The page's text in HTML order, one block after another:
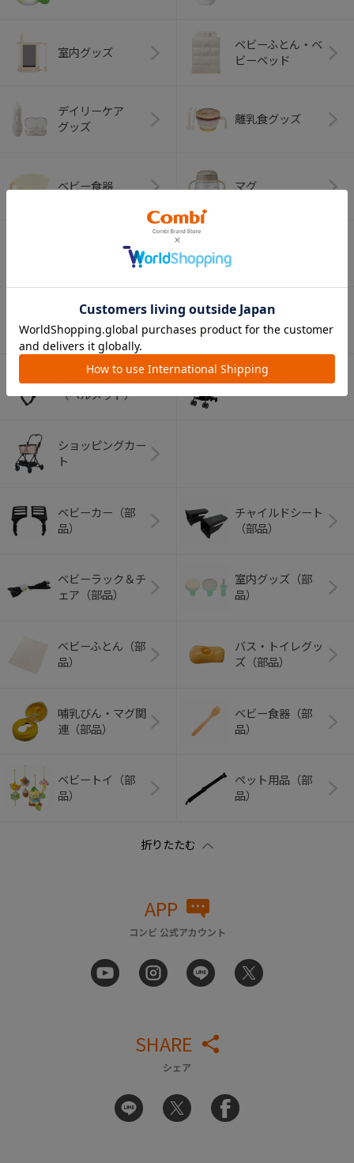
室内グッズ
ベビーふとん・ベ
ビーベッド
デイリーケア
グッズ
離乳食グッズ
ベビー食器 マグ
おはし・スプー
オーラルケア
（お口のケア）
ベビートイ
（ヘルメット）
ペット用品
ショッピングカー
ト
ベビーカー（部
品）
チャイルドシート
（部品）
ベビーラック＆チ
ェア（部品）
室内グッズ（部
品）
ベビーふとん（部
品）
バス・トイレグッ
ズ（部品）
哺乳びん・マグ関
連（部品）
ベビー食器（部
品）
ベビートイ（部
品）
ペット用品（部
品）
APP
コンビ 公式アカウント
SHARE
シェア